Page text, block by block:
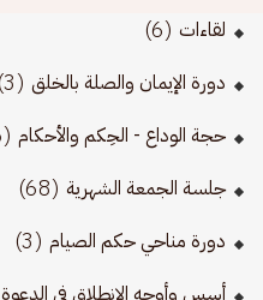
لقاءات (6)
دورة الإيمان والصلة بالخلق (3)
حجة الوداع - الحِكم والأحكام (6)
جلسة الجمعة الشهرية (68)
دورة مناحي حكم الصيام (3)